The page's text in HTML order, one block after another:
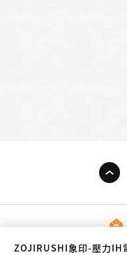
ZOJIRUSHI象印-壓力IH